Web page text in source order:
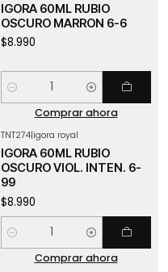
IGORA 60ML RUBIO
OSCURO MARRON 6-6
$8.990
Cantidad
Comprar ahora
TNT274|igora royal
IGORA 60ML RUBIO
OSCURO VIOL. INTEN. 6-
99
$8.990
Cantidad
Comprar ahora